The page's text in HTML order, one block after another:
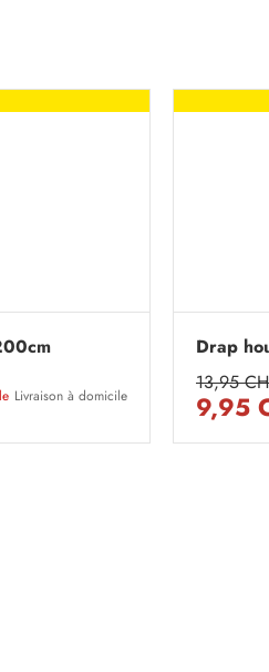
Livraison à domicile
Drap
13,95
9,95